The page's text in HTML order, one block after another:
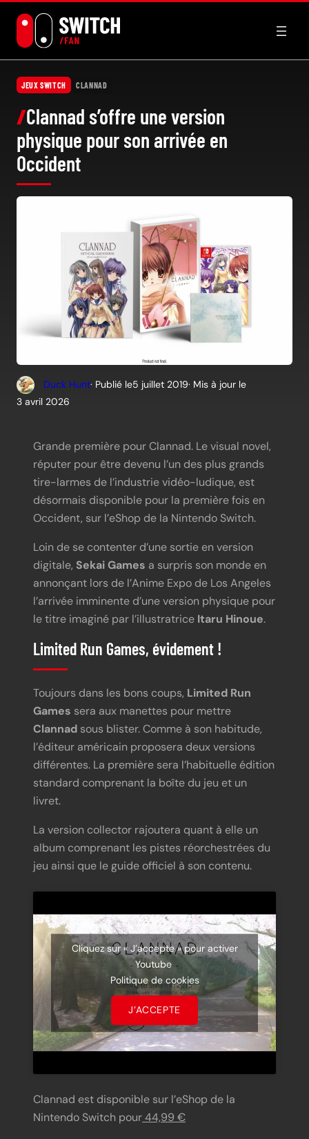
contenu
JEUX SWITCH CLANNAD
Clannad s’offre une version
physique pour son arrivée en
Occident
Duck Hunt· Publié le5 juillet 2019· Mis à jour le
3 avril 2026
Grande première pour Clannad. Le visual novel,
réputer pour être devenu l’un des plus grands
tire-larmes de l’industrie vidéo-ludique, est
désormais disponible pour la première fois en
Occident, sur l’eShop de la Nintendo Switch.
Loin de se contenter d’une sortie en version
digitale, Sekai Games a surpris son monde en
annonçant lors de l’Anime Expo de Los Angeles
l’arrivée imminente d’une version physique pour
le titre imaginé par l’illustratrice Itaru Hinoue.
Limited Run Games, évidement !
Toujours dans les bons coups, Limited Run
Games sera aux manettes pour mettre
Clannad sous blister. Comme à son habitude,
l’éditeur américain proposera deux versions
différentes. La première sera l’habituelle édition
standard comprenant la boîte du jeu et un
livret.
La version collector rajoutera quant à elle un
album comprenant les pistes réorchestrées du
jeu ainsi que le guide officiel à son contenu.
Cliquez sur « J’accepte » pour activer
Youtube
Politique de cookies
J’ACCEPTE
Clannad est disponible sur l’eShop de la
Nintendo Switch pour44,99 €